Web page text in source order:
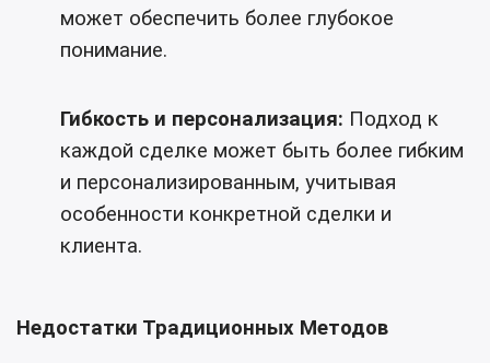
может обеспечить более глубокое
понимание.
Гибкость и персонализация: Подход к
каждой сделке может быть более гибким
и персонализированным, учитывая
особенности конкретной сделки и
клиента.
Недостатки Традиционных Методов